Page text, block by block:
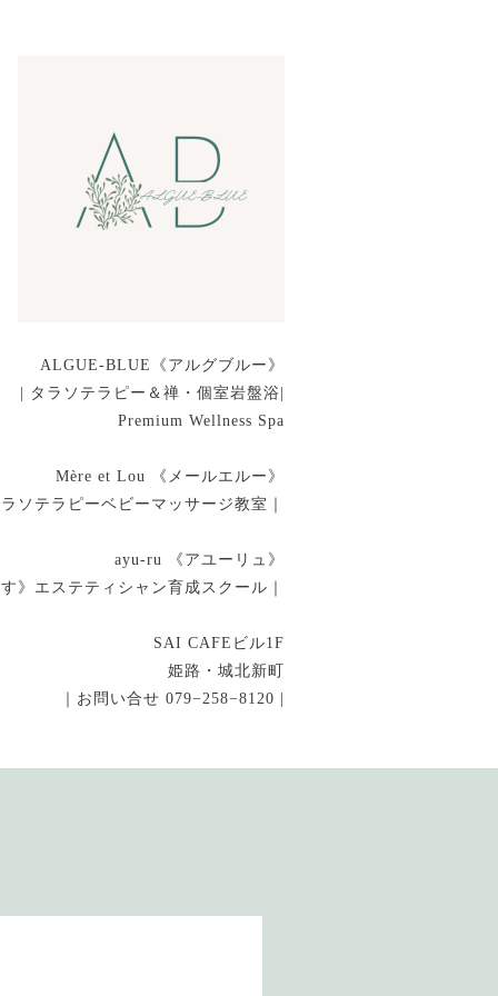
ALGUE-BLUE《アルグブルー》
| タラソテラピー＆禅・個室岩盤浴|
Premium Wellness Spa
Mère et Lou 《メールエルー》
ソテラピーベビーマッサージ教室｜
ayu-ru 《アユーリュ》
》エステティシャン育成スクール｜
SAI CAFEビル1F
姫路・城北新町
｜お問い合せ 079−258−8120 |